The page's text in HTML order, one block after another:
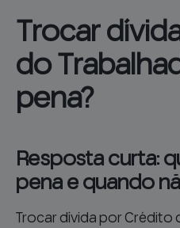
Trocar
do
pena?
Resposta curta:
pena e quando
Trocar dívida por Crédito